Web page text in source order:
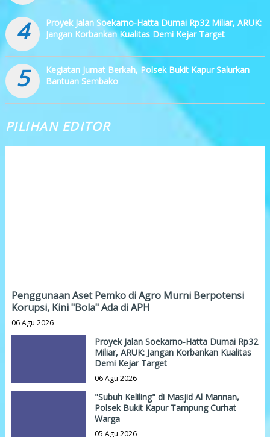
4
Proyek Jalan Soekarno-Hatta Dumai Rp32 Miliar, ARUK:
Jangan Korbankan Kualitas Demi Kejar Target
5
Kegiatan Jumat Berkah, Polsek Bukit Kapur Salurkan
Bantuan Sembako
PILIHAN EDITOR
Penggunaan Aset Pemko di Agro Murni Berpotensi
Korupsi, Kini "Bola" Ada di APH
06 Agu 2026
Proyek Jalan Soekarno-Hatta Dumai Rp32
Miliar, ARUK: Jangan Korbankan Kualitas
Demi Kejar Target
06 Agu 2026
"Subuh Keliling" di Masjid Al Mannan,
Polsek Bukit Kapur Tampung Curhat
Warga
05 Agu 2026